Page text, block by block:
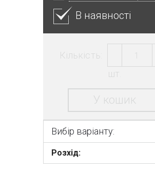
В наявності
Кількість:
шт.
У кошик
Вибір варіанту:
Розхід: